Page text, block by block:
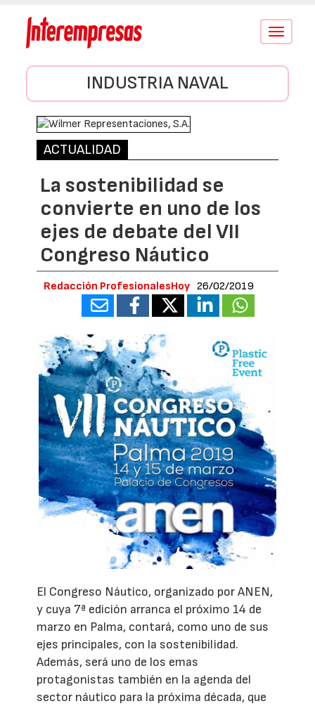
Conmutar
INDUSTRIA NAVAL
ACTUALIDAD
La sostenibilidad se
convierte en uno de los
ejes de debate del VII
Congreso Náutico
Redacción ProfesionalesHoy 26/02/2019
El Congreso Náutico, organizado por ANEN,
y cuya 7ª edición arranca el próximo 14 de
marzo en Palma, contará, como uno de sus
ejes principales, con la sostenibilidad.
Además, será uno de los emas
protagonistas también en la agenda del
sector náutico para la próxima década, que